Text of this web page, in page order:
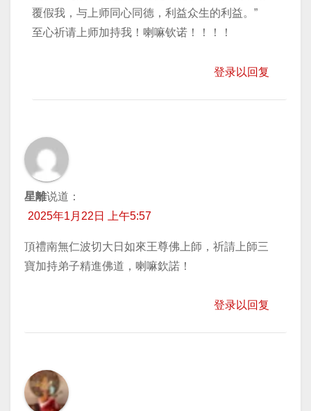
覆假我，与上师同心同德，利益众生的利益。”
至心祈请上师加持我！喇嘛钦诺！！！！
登录以回复
星離说道：
2025年1月22日 上午5:57
頂禮南無仁波切大日如來王尊佛上師，祈請上師三
寶加持弟子精進佛道，喇嘛欽諾！
登录以回复